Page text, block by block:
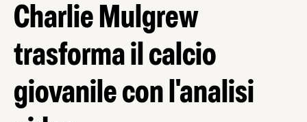
Charlie Mulgrew
trasforma il calcio
giovanile con l'analisi